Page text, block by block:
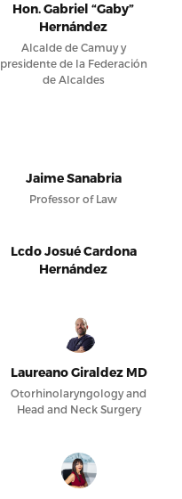
Hon. Gabriel “Gaby”
Hernández
Alcalde de Camuy y
presidente de la Federación
de Alcaldes
Jaime Sanabria
Professor of Law
Lcdo Josué Cardona
Hernández
Laureano Giraldez MD
Otorhinolaryngology and
Head and Neck Surgery